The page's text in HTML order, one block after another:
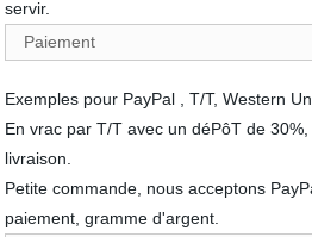
servir.
Paiement
Exemples pour PayPal , T/T, Western
En vrac par T/T avec un déPôT de
livraison.
Petite commande, nous acceptons
paiement, gramme d'argent.